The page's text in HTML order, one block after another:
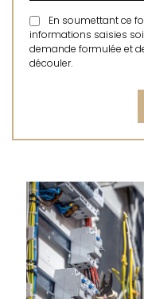
En soumettant ce
informations saisies
demande formulée et
découler.